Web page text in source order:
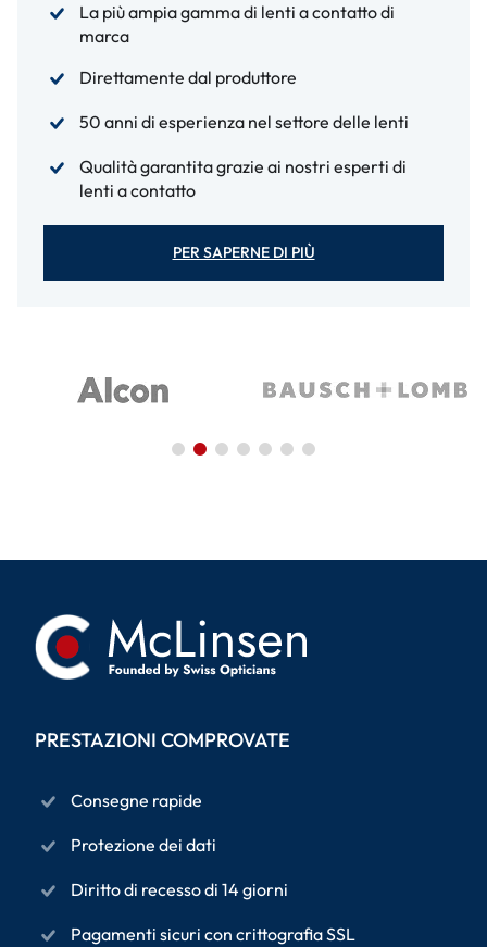
La più ampia gamma di lenti a contatto di
marca
Direttamente dal produttore
50 anni di esperienza nel settore delle lenti
Qualità garantita grazie ai nostri esperti di
lenti a contatto
PER SAPERNE DI PIÙ
PRESTAZIONI COMPROVATE
Consegne rapide
Protezione dei dati
Diritto di recesso di 14 giorni
Pagamenti sicuri con crittografia SSL